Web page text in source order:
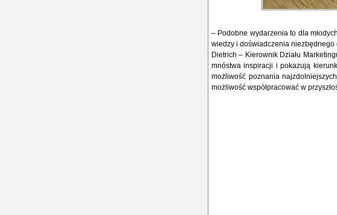
– Podobne wydarzenia to dla
wiedzy i doświadczenia niezbędnego
Dietrich – Kierownik Działu
mnóstwa inspiracji i pokazują
możliwość poznania
możliwość współpracować w